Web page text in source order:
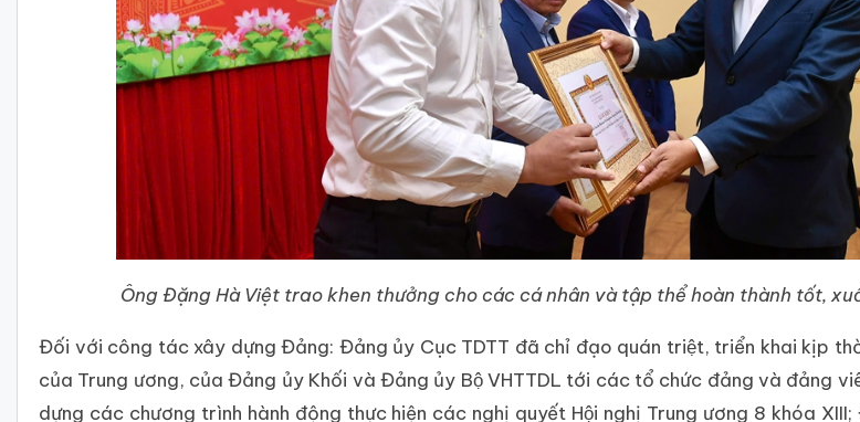
Ông Đặng Hà Việt trao khen thưởng cho các cá nhân và tập thể hoàn thành tốt,
Đối với công tác xây dựng Đảng: Đảng ủy Cục TDTT đã chỉ đạo quán triệt, triển khai kịp
của Trung ương, của Đảng ủy Khối và Đảng ủy Bộ VHTTDL tới các tổ chức đảng và đảng
dựng các chương trình hành động thực hiện các nghị quyết Hội nghị Trung ương 8 khóa